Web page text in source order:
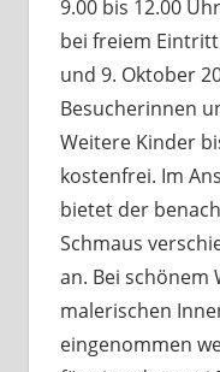
9.00 bis 12.00
bei freiem Eintritt
und 9. Oktober
Besucherinnen
Weitere Kinder
kostenfrei. Im
bietet der
Schmaus
an. Bei schönem
malerischen
eingenommen